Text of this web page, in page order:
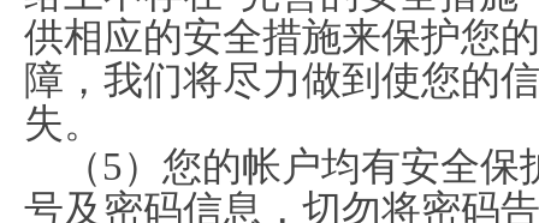
供相应的安全措施来保护您
障，我们将尽力做到使您的
失。
（5）您的帐户均有安全
号及密码信息，切勿将密码